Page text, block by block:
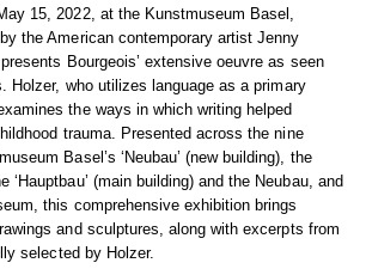
15, 2022, at the Kunstmuseum Basel,
the American contemporary artist Jenny
Bourgeois’ extensive oeuvre as seen
Holzer, who utilizes language as a primary
the ways in which writing helped
trauma. Presented across the nine
Basel’s ‘Neubau’ (new building), the
‘Hauptbau’ (main building) and the Neubau, and
this comprehensive exhibition brings
and sculptures, along with excerpts from
selected by Holzer.